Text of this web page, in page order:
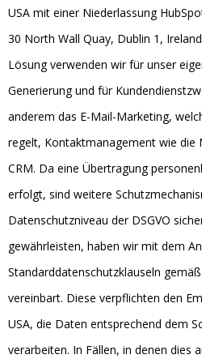
USA mit einer Niederlassung
30 North Wall Quay, Dublin 1,
Lösung verwenden wir für unser
Generierung und für
anderem das E-Mail-Marketing,
regelt, Kontaktmanagement wie die
CRM. Da eine Übertragung
erfolgt, sind weitere
Datenschutzniveau der DSGVO
gewährleisten, haben wir mit dem
Standarddatenschutzklauseln
vereinbart. Diese verpflichten den
USA, die Daten entsprechend dem
verarbeiten. In Fällen, in denen dies